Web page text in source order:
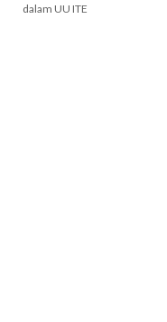
dalam UU ITE